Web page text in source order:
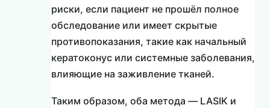
риски, если пациент не прошёл полное
обследование или имеет скрытые
противопоказания, такие как начальный
кератоконус или системные заболевания,
влияющие на заживление тканей.
Таким образом, оба метода — LASIK и